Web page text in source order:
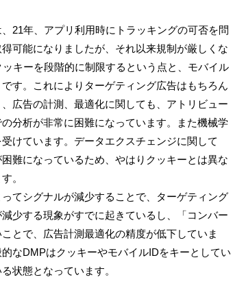
21年、アプリ利用時にトラッキングの可否を問
可能になりましたが、それ以来規制が厳しくな
キーを段階的に制限するという点と、モバイル
す。これによりターゲティング広告はもちろん
広告の計測、最適化に関しても、アトリビュー
分析が非常に困難になっています。また機械学
けています。データエクスチェンジに関して
難になっているため、やはりクッキーとは異な
。
てシグナルが減少することで、ターゲティング
少する現象がすでに起きているし、「コンバー
とで、広告計測最適化の精度が低下していま
なDMPはクッキーやモバイルIDをキーとしてい
状態となっています。